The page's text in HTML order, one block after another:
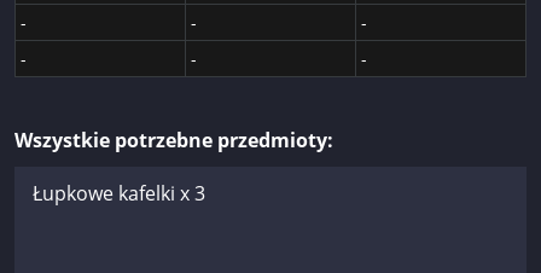
-
-
-
-
- -
Wszystkie potrzebne przedmioty: